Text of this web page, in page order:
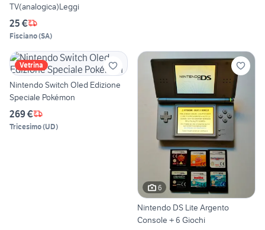
TV(analogica)Leggi
25 €
Fisciano(SA)
Vetrina
Nintendo Switch Oled Edizione
Speciale Pokémon
269 €
Tricesimo(UD)
6
Nintendo DS Lite Argento
Console + 6 Giochi